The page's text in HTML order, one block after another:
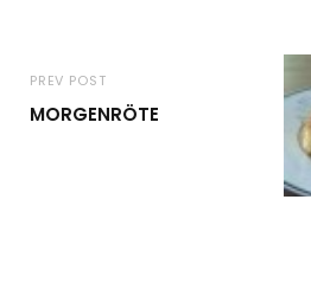
PREV POST
MORGENRÖTE